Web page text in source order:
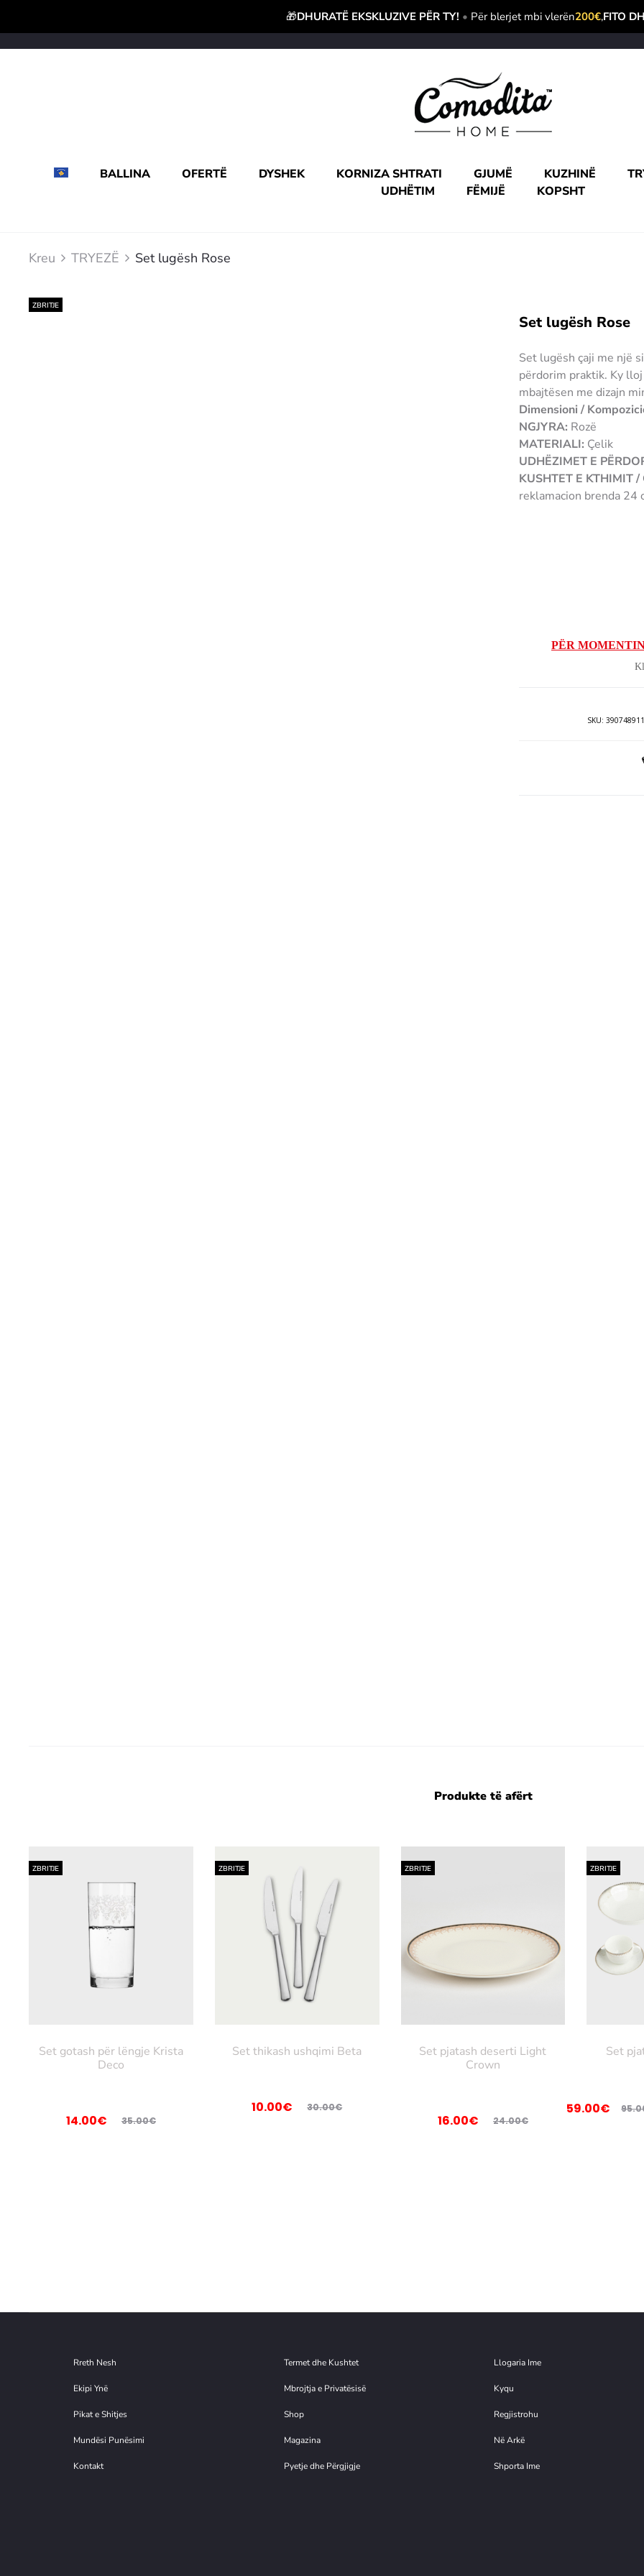
🎁DHURATË EKSKLUZIVE PËR TY! • Për blerjet mbi vlerën200€,FITO
BALLINA OFERTË DYSHEK KORNIZA SHTRATI GJUMË KUZHINË
UDHËTIM
FËMIJË KOPSHT
Kreu TRYEZË Set lugësh Rose
ZBRITJE
Set lugësh Rose
Set lugësh çaji me një
përdorim praktik. Ky
mbajtësen me dizajn
Dimensioni /
NGJYRA: Rozë
MATERIALI: Çelik
UDHËZIMET E
KUSHTET E KTHIMIT
reklamacion brenda 24
PËR
SKU:
Produkte të afërt
ZBRITJE
Set gotash për lëngje Krista
Deco
35.00€
Çmimi
14.00€
Çmimi
ZBRITJE
Set thikash ushqimi Beta
30.00€
Çmimi
10.00€
Çmimi
ZBRITJE
Set pjatash deserti Light
Crown
24.00€
Çmimi
16.00€
Çmimi
ZBRITJE
Set
59.00€
Rreth Nesh
Ekipi Ynë
Pikat e Shitjes
Mundësi Punësimi
Kontakt
Termet dhe Kushtet
Mbrojtja e Privatësisë
Shop
Magazina
Pyetje dhe Përgjigje
Llogaria Ime
Kyqu
Regjistrohu
Në Arkë
Shporta Ime